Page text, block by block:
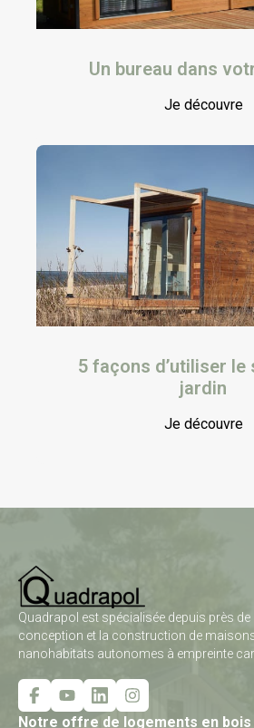
Un bureau dans
Je découvre
5 façons d’utiliser le
jardin
Je découvre
Quadrapol est spécialisée depuis près
conception et la construction de
nanohabitats autonomes à empreinte
Notre offre de logements en bois